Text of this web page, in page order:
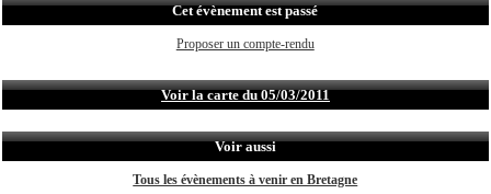
Cet évènement est passé
Proposer un compte-rendu
Voir la carte du 05/03/2011
Voir aussi
Tous les évènements à venir en Bretagne